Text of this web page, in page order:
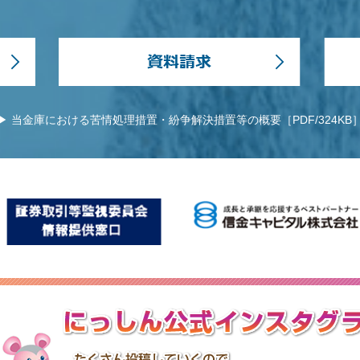
当金庫における苦情処理措置・紛争解決措置等の概要［PDF/324KB